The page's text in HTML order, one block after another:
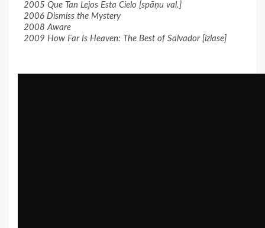
2005 Que Tan Lejos Esta Cielo [spāņu val.]
2006 Dismiss the Mystery
2008 Aware
2009 How Far Is Heaven: The Best of Salvador [izlase]